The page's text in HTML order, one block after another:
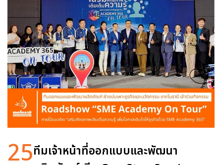
25ทีมเจ้าหน้าที่ออกแบบและพัฒนา